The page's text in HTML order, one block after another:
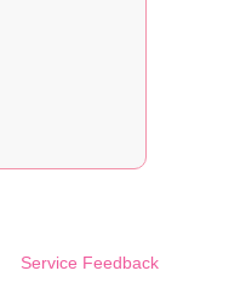
Service Feedback